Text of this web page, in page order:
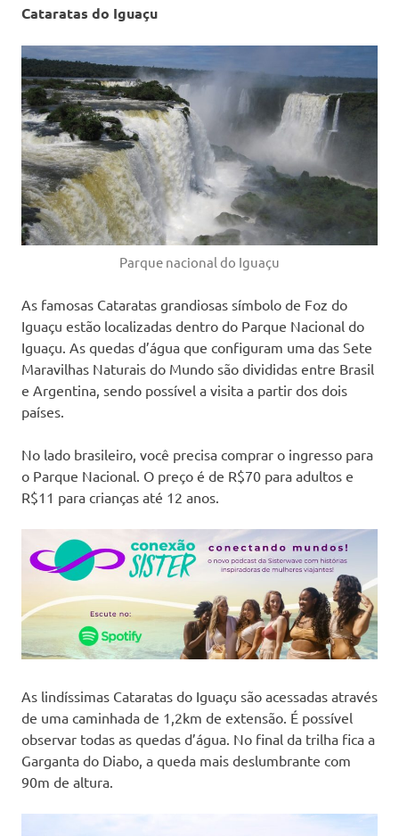
Cataratas do Iguaçu
Parque nacional do Iguaçu
As famosas Cataratas grandiosas símbolo de Foz do
Iguaçu estão localizadas dentro do Parque Nacional do
Iguaçu. As quedas d’água que configuram uma das Sete
Maravilhas Naturais do Mundo são divididas entre Brasil
e Argentina, sendo possível a visita a partir dos dois
países.
No lado brasileiro, você precisa comprar o ingresso para
o Parque Nacional. O preço é de R$70 para adultos e
R$11 para crianças até 12 anos.
As lindíssimas Cataratas do Iguaçu são acessadas através
de uma caminhada de 1,2km de extensão. É possível
observar todas as quedas d’água. No final da trilha fica a
Garganta do Diabo, a queda mais deslumbrante com
90m de altura.